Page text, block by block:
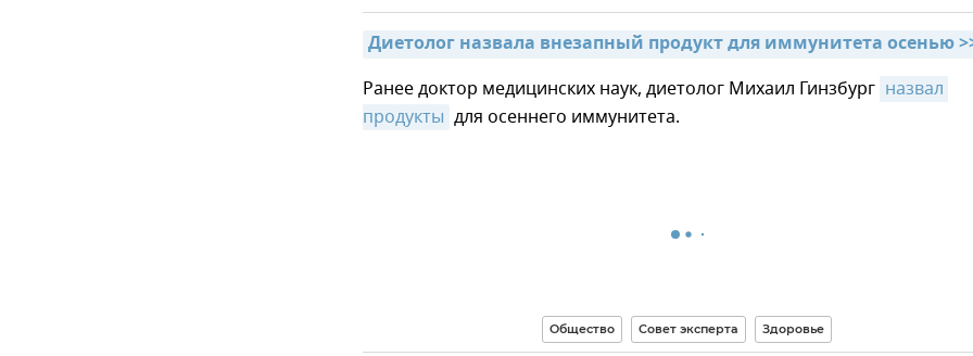
Диетолог назвала внезапный продукт для иммунитета осенью
Ранее доктор медицинских наук, диетолог Михаил Гинзбург назвал
продукты для осеннего иммунитета.
Общество Совет эксперта Здоровье